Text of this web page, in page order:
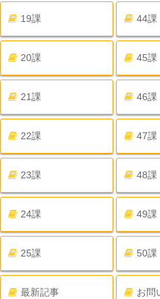
19課 44課
20課 45課
21課 46課
22課 47課
23課 48課
24課 49課
25課 50課
最新記事 お問